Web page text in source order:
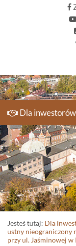
Dla inwestorów
Jesteś tutaj: Dla
ustny nieograniczony
przy ul. Jaśminowej w